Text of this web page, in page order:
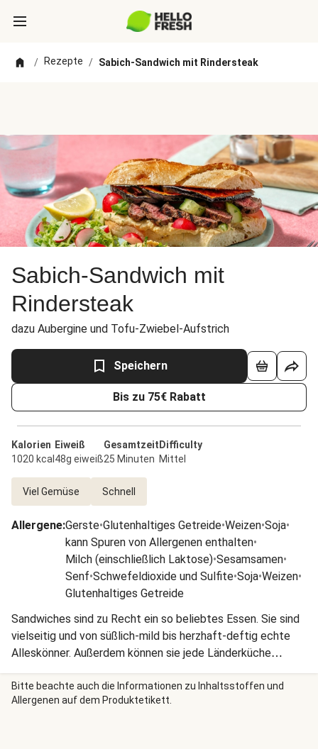
/ Rezepte / Sabich-Sandwich mit Rindersteak
Sabich-Sandwich mit
Rindersteak
dazu Aubergine und Tofu-Zwiebel-Aufstrich
Speichern
Bis zu 75€ Rabatt
Kalorien
1020 kcal
Eiweiß
48g eiweiß
Gesamtzeit
25 Minuten
Difficulty
Mittel
Viel Gemüse Schnell
Allergene:Gerste•Glutenhaltiges Getreide•Weizen•Soja•
kann Spuren von Allergenen enthalten•
Milch (einschließlich Laktose)•Sesamsamen•
Senf•Schwefeldioxide und Sulfite•Soja•Weizen•
Glutenhaltiges Getreide
Sandwiches sind zu Recht ein so beliebtes Essen. Sie sind
vielseitig und von süßlich-mild bis herzhaft-deftig echte
Alleskönner. Außerdem können sie jede Länderküche
abbilden: deutsch, vietnamesisch, dänisch etc. Am Ende
heißt es bloß noch: Aufschneiden, stapeln und zubeißen!
Bitte beachte auch die Informationen zu Inhaltsstoffen und
Allergenen auf dem Produktetikett.